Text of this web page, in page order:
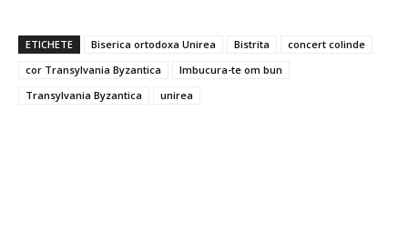
ETICHETE Biserica ortodoxa Unirea Bistrita
concert colinde
cor Transylvania Byzantica
Imbucura-te om bun
Transylvania Byzantica
unirea